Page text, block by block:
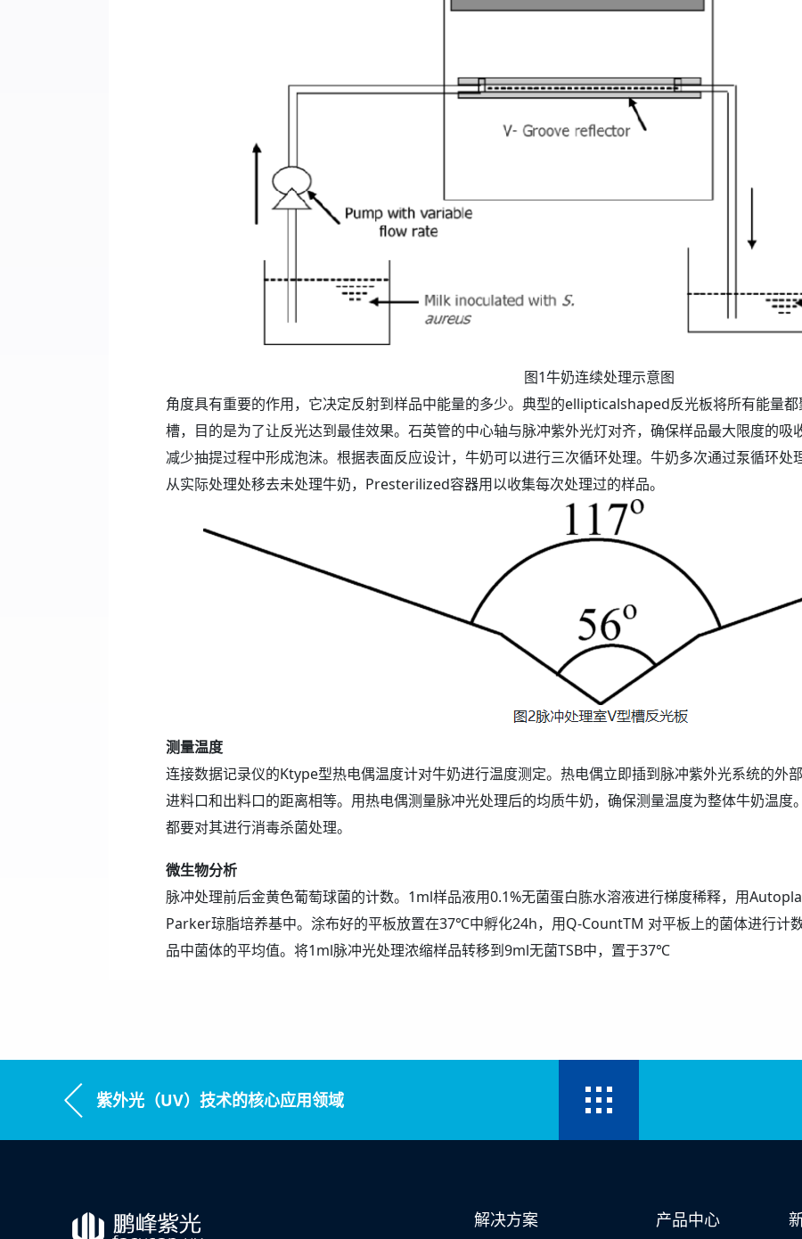
图1牛奶连续处理示意图
角度具有重要的作用，它决定反射到样品中能量的多少。典型的ellipticalshaped反光板将所有能量
槽，目的是为了让反光达到最佳效果。石英管的中心轴与脉冲紫外光灯对齐，确保样品最大限度的吸
减少抽提过程中形成泡沫。根据表面反应设计，牛奶可以进行三次循环处理。牛奶多次通过泵循环
从实际处理处移去未处理牛奶，Presterilized容器用以收集每次处理过的样品。
测量温度
连接数据记录仪的Ktype型热电偶温度计对牛奶进行温度测定。热电偶立即插到脉冲紫外光系统的外
进料口和出料口的距离相等。用热电偶测量脉冲光处理后的均质牛奶，确保测量温度为整体牛奶温度
都要对其进行消毒杀菌处理。
微生物分析
脉冲处理前后金黄色葡萄球菌的计数。1ml样品液用0.1%无菌蛋白胨水溶液进行梯度稀释，用
Parker琼脂培养基中。涂布好的平板放置在37℃中孵化24h，用Q-CountTM 对平板上的菌体进行计
品中菌体的平均值。将1ml脉冲光处理浓缩样品转移到9ml无菌TSB中，置于37℃
紫外光（UV）技术的核心应用领域
解决方案 产品中心